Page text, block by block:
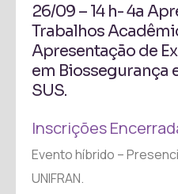
26/09 – 14 h- 4a
Trabalhos
Apresentação de
em Biossegurança
SUS.
Inscrições
Evento híbrido –
UNIFRAN.